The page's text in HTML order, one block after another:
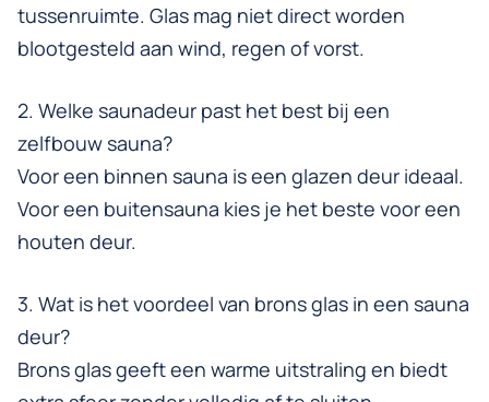
tussenruimte. Glas mag niet direct worden
blootgesteld aan wind, regen of vorst.
2. Welke saunadeur past het best bij een
zelfbouw sauna?
Voor een binnen sauna is een glazen deur ideaal.
Voor een buitensauna kies je het beste voor een
houten deur.
3. Wat is het voordeel van brons glas in een sauna
deur?
Brons glas geeft een warme uitstraling en biedt